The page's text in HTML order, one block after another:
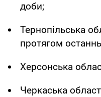
доби;
Тернопільська
протягом
Херсонська
Черкаська